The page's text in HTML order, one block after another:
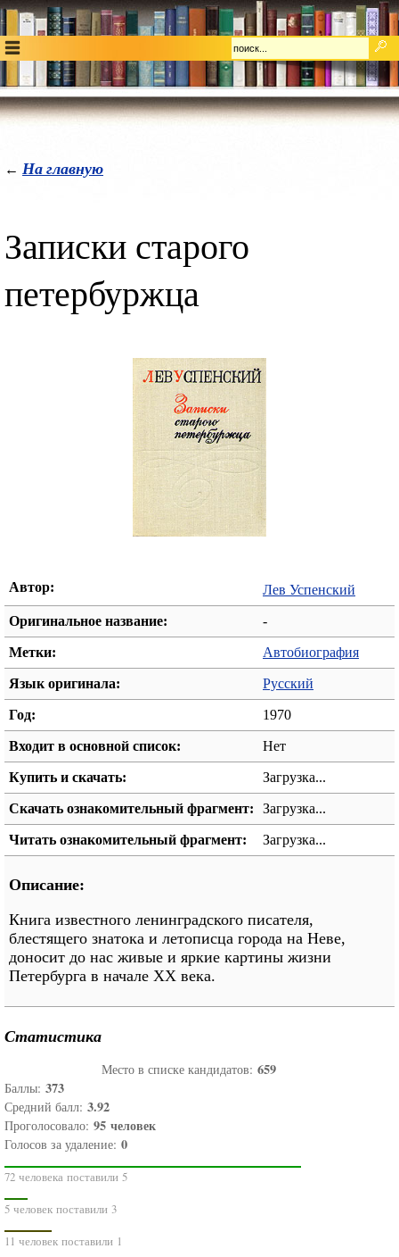
← На главную
Записки старого
петербуржца
Автор: Лев Успенский
Оригинальное название: -
Метки: Автобиография
Язык оригинала: Русский
Год: 1970
Входит в основной список: Нет
Купить и скачать: Загрузка...
Скачать ознакомительный фрагмент: Загрузка...
Читать ознакомительный фрагмент: Загрузка...
Описание:
Книга известного ленинградского писателя,
блестящего знатока и летописца города на Неве,
доносит до нас живые и яркие картины жизни
Петербурга в начале XX века.
Статистика
Место в списке кандидатов: 659
Баллы: 373
Средний балл: 3.92
Проголосовало: 95 человек
Голосов за удаление: 0
72 человека поставили 5
5 человек поставили 3
11 человек поставили 1